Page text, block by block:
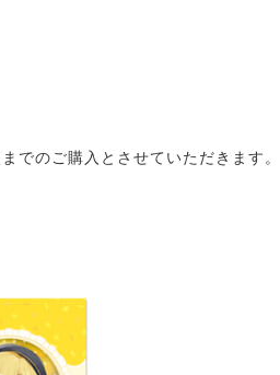
でのご購入とさせていただきます。